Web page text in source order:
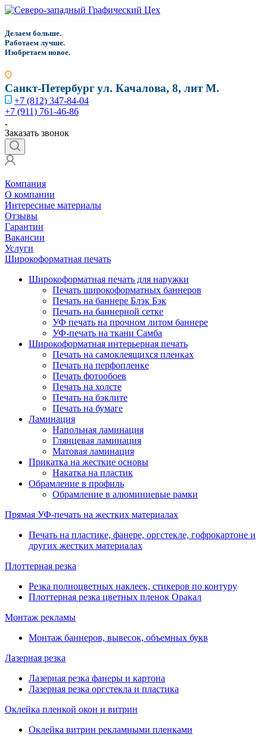
Делаем больше.
Работаем лучше.
Изобретаем новое.
Санкт-Петербургул. Качалова, 8, лит М.
+7 (812) 347-84-04
+7 (911) 761-46-86
Заказать звонок
Компания
О компании
Интересные материалы
Отзывы
Гарантии
Вакансии
Услуги
Широкоформатная печать
Широкоформатная печать для наружки
Печать широкоформатных баннеров
Печать на баннере Блэк Бэк
Печать на баннерной сетке
УФ печать на прочном литом баннере
УФ-печать на ткани Самба
Широкоформатная интерьерная печать
Печать на самоклеящихся пленках
Печать на перфопленке
Печать фотообоев
Печать на холсте
Печать на бэклите
Печать на бумаге
Ламинация
Напольная ламинация
Глянцевая ламинация
Матовая ламинация
Прикатка на жесткие основы
Накатка на пластик
Обрамление в профиль
Обрамление в алюминиевые рамки
Прямая УФ-печать на жестких материалах
Печать на пластике, фанере, оргстекле, гофрокартоне и
других жестких материалах
Плоттерная резка
Резка полноцветных наклеек, стикеров по контуру
Плоттерная резка цветных пленок Оракал
Монтаж рекламы
Монтаж баннеров, вывесок, объемных букв
Лазерная резка
Лазерная резка фанеры и картона
Лазерная резка оргстекла и пластика
Оклейка пленкой окон и витрин
Оклейка витрин рекламными пленками